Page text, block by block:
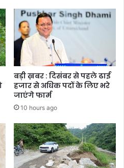
बड़ी ख़बर : दिसंबर से पहले ढाई
हजार से अधिक पदों के लिए भरे
जाएंगे फार्म
10 hours ago